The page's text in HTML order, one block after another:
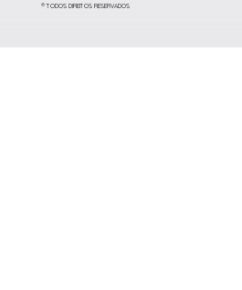
® TODOS DIREITOS RESERVADOS